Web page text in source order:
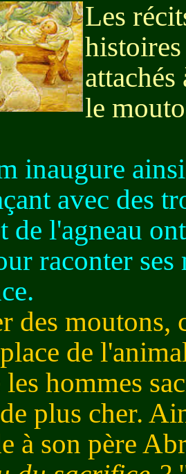
Les
histoires
le
inaugure
avec des
de l'agneau
raconter ses
des moutons,
de
les hommes
plus cher.
à son père